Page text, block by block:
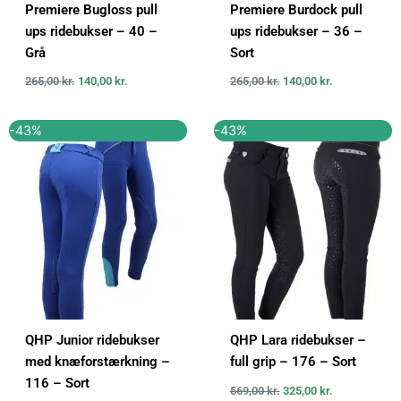
Premiere Bugloss pull
ups ridebukser – 40 –
Grå
265,00kr. 140,00 kr.
Premiere Burdock pull
ups ridebukser – 36 –
Sort
265,00kr. 140,00 kr.
-43%
QHP Junior ridebukser
med knæforstærkning –
116 – Sort
oprindelige
pris
209,00 kr..
aktuelle
pris
er:
120,00 kr..
-43%
QHP Lara ridebukser –
full grip – 176 – Sort
569,00kr.
oprindelige
pris
var:
569,00 kr..
325,00 kr.
aktuelle
pris
er:
325,00 kr..